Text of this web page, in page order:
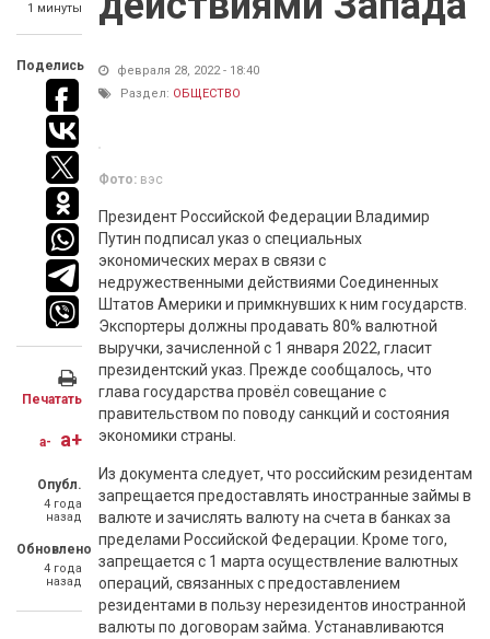
1 минуты
Поделись
Печатать
a- a+
Опубл.
4 года
назад
Обновлено
4 года
назад
февраля 28, 2022 - 18:40
Раздел: ОБЩЕСТВО
Фото: вэс
Президент Российской Федерации Владимир
Путин подписал указ о специальных
экономических мерах в связи с
недружественными действиями Соединенных
Штатов Америки и примкнувших к ним государств.
Экспортеры должны продавать 80% валютной
выручки, зачисленной с 1 января 2022, гласит
президентский указ. Прежде сообщалось, что
глава государства провёл совещание с
правительством по поводу санкций и состояния
экономики страны.
Из документа следует, что российским резидентам
запрещается предоставлять иностранные займы в
валюте и зачислять валюту на счета в банках за
пределами Российской Федерации. Кроме того,
запрещается с 1 марта осуществление валютных
операций, связанных с предоставлением
резидентами в пользу нерезидентов иностранной
валюты по договорам займа. Устанавливаются